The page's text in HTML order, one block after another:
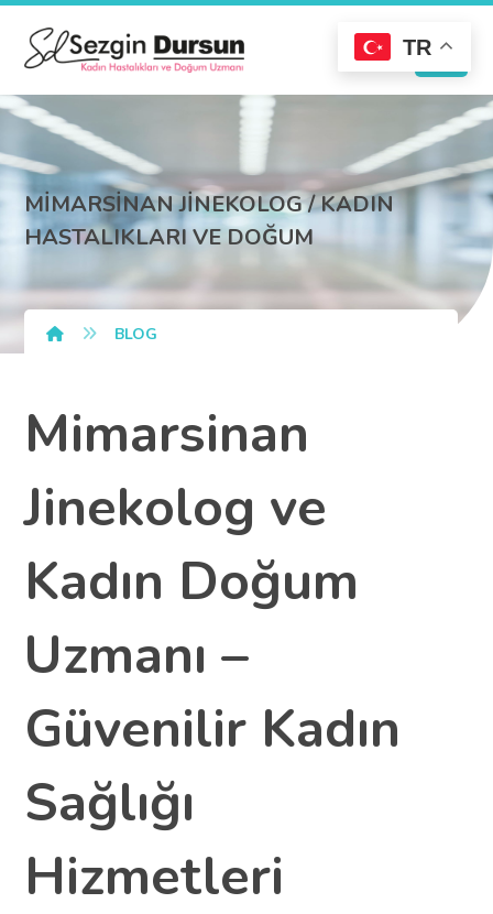
MİMARSİNAN JİNEKOLOG / KADIN
HASTALIKLARI VE DOĞUM
BLOG
Mimarsinan
Jinekolog ve
Kadın Doğum
Uzmanı –
Güvenilir Kadın
Sağlığı
Hizmetleri
TR